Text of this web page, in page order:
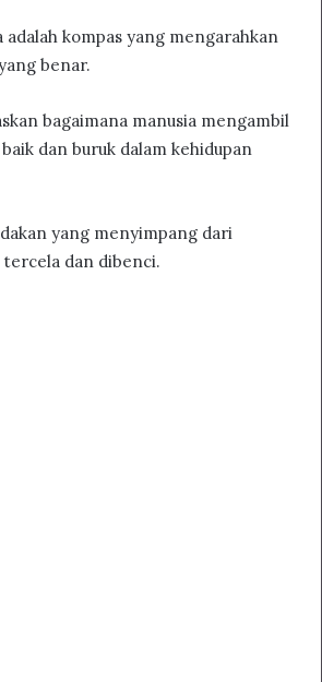
adalah kompas yang mengarahkan
benar.
bagaimana manusia mengambil
dan buruk dalam kehidupan
yang menyimpang dari
dan dibenci.